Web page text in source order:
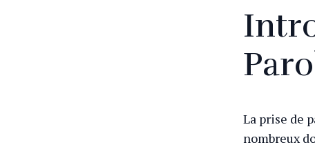
La prise de
nombreux